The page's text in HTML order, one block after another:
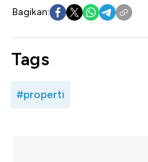
Bagikan:
Tags
#properti